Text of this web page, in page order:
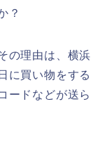
？
の理由は、横浜
に買い物をする
ードなどが送ら